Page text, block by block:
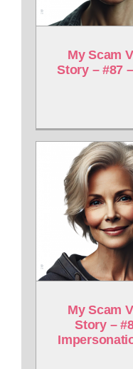
My Scam
Story – #87
My Scam
Story –